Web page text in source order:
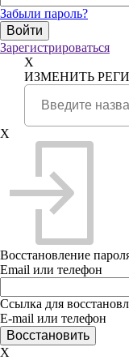
Забыли пароль?
Зарегистрироваться
X
ИЗМЕНИТЬ
X
Восстановление
Email или телефон
Ссылка для
E-mail или телефон
X